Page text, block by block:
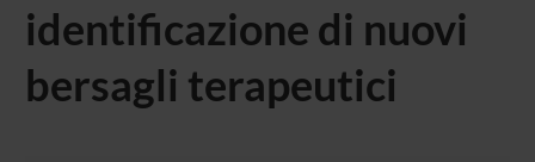
identificazione di nuovi
bersagli terapeutici